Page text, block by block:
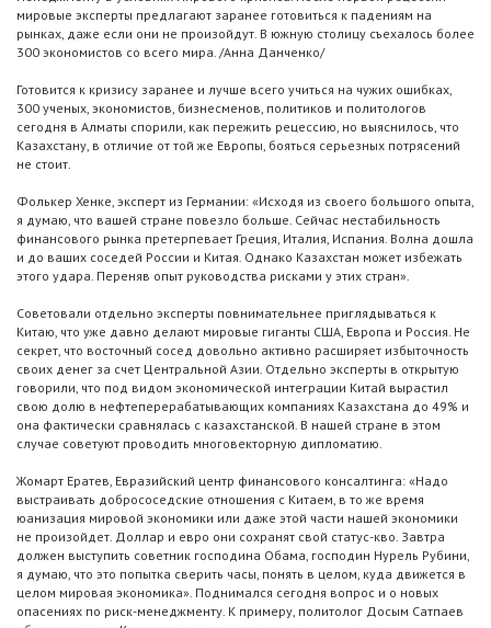
мировые эксперты предлагают заранее готовиться к падениям на
рынках, даже если они не произойдут. В южную столицу съехалось более
300 экономистов со всего мира. /Анна Данченко/
Готовится к кризису заранее и лучше всего учиться на чужих ошибках,
300 ученых, экономистов, бизнесменов, политиков и политологов
сегодня в Алматы спорили, как пережить рецессию, но выяснилось, что
Казахстану, в отличие от той же Европы, бояться серьезных потрясений
не стоит.
Фолькер Хенке, эксперт из Германии: «Исходя из своего большого опыта,
я думаю, что вашей стране повезло больше. Сейчас нестабильность
финансового рынка претерпевает Греция, Италия, Испания. Волна дошла
и до ваших соседей России и Китая. Однако Казахстан может избежать
этого удара. Переняв опыт руководства рисками у этих стран».
Советовали отдельно эксперты повнимательнее приглядываться к
Китаю, что уже давно делают мировые гиганты США, Европа и Россия. Не
секрет, что восточный сосед довольно активно расширяет избыточность
своих денег за счет Центральной Азии. Отдельно эксперты в открытую
говорили, что под видом экономической интеграции Китай вырастил
свою долю в нефтеперерабатывающих компаниях Казахстана до 49% и
она фактически сравнялась с казахстанской. В нашей стране в этом
случае советуют проводить многовекторную дипломатию.
Жомарт Ератев, Евразийский центр финансового консалтинга: «Надо
выстраивать добрососедские отношения с Китаем, в то же время
юанизация мировой экономики или даже этой части нашей экономики
не произойдет. Доллар и евро они сохранят свой статус-кво. Завтра
должен выступить советник господина Обама, господин Нурель Рубини,
я думаю, что это попытка сверить часы, понять в целом, куда движется в
целом мировая экономика». Поднимался сегодня вопрос и о новых
опасениях по риск-менеджменту. К примеру, политолог Досым Сатпаев